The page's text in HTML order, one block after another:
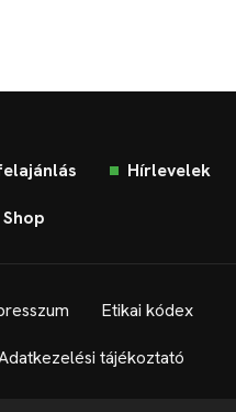
Hírlevelek
Etikai kódex
tájékoztató